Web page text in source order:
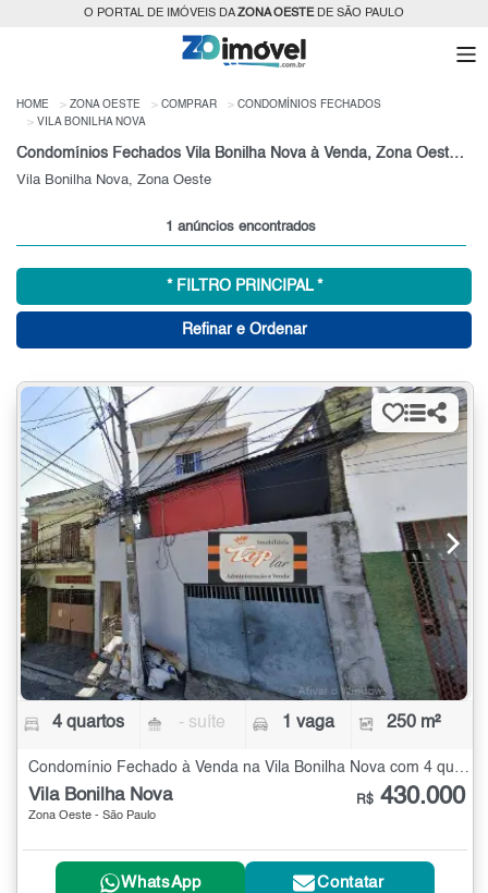
O PORTAL DE IMÓVEIS DAZONA OESTEDE SÃO PAULO
HOME ZONA OESTE COMPRAR
CONDOMÍNIOS FECHADOS
VILA BONILHA NOVA
Condomínios Fechados Vila Bonilha Nova à Venda, Zona Oeste de São Paulo
Vila Bonilha Nova, Zona Oeste
1 anúncios encontrados
* FILTRO PRINCIPAL *
Refinar e Ordenar
4 quartos - suíte 1 vaga 250 m²
Vila Bonilha Nova
Zona Oeste - São Paulo
R$ 430.000
WhatsApp Contatar